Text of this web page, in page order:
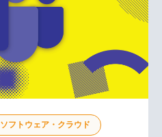
ソフトウェア・クラウド